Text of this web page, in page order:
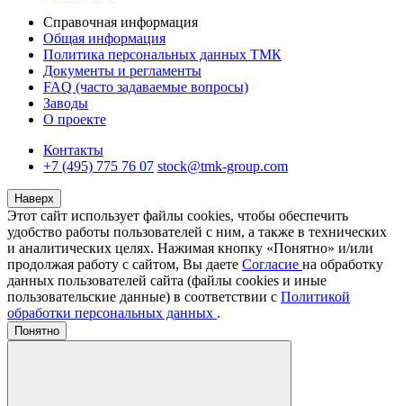
Справочная информация
Общая информация
Политика персональных данных ТМК
Документы и регламенты
FAQ (часто задаваемые вопросы)
Заводы
О проекте
Контакты
+7 (495) 775 76 07 stock@tmk-group.com
Наверх
Этот сайт использует файлы cookies, чтобы обеспечить
удобство работы пользователей с ним, а также в технических
и аналитических целях. Нажимая кнопку «Понятно» и/или
продолжая работу с сайтом, Вы даете Согласие на обработку
данных пользователей сайта (файлы cookies и иные
пользовательские данные) в соответствии с Политикой
обработки персональных данных .
Понятно